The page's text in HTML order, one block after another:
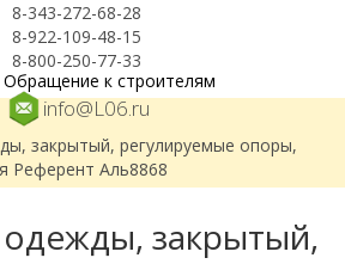
8-343-272-68-28
8-922-109-48-15
8-800-250-77-33
info@L06.ru
Обращение к строителям
закрытый, регулируемые опоры,
Референт Аль8868
закрытый,